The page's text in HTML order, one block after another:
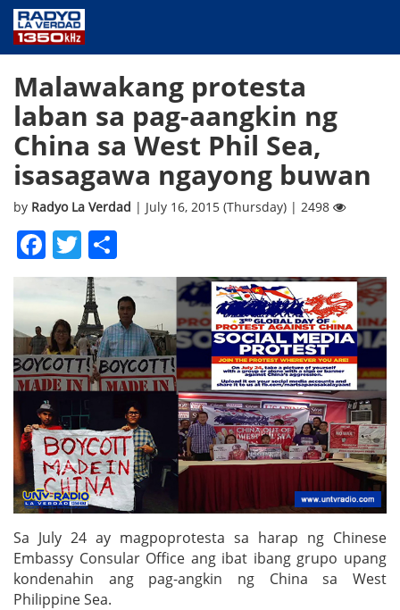
PUBLIC SERVICE
ANNOUNCEMENTS
PROGRAMS
ABOUT
CONTACT US
Malawakang protesta
laban sa pag-aangkin ng
China sa West Phil Sea,
isasagawa ngayong buwan
by Radyo La Verdad | July 16, 2015 (Thursday) | 2498
Facebook
Twitter
Sa July 24 ay magpoprotesta sa harap ng Chinese
Embassy Consular Office ang ibat ibang grupo upang
kondenahin ang pag-angkin ng China sa West
Philippine Sea.